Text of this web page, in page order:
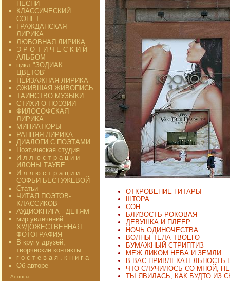
ПЕСНИ
КЛАССИЧЕСКИЙ
СОНЕТ
ГРАЖДАНСКАЯ
ЛИРИКА
ЛЮБОВНАЯ ЛИРИКА
Э Р О Т И Ч Е С К И Й
АЛЬБОМ
цикл "ЗОДИАК
ЦВЕТОВ"
ПЕЙЗАЖНАЯ ЛИРИКА
ОЖИВШАЯ ЖИВОПИСЬ
ТАИНСТВО МУЗЫКИ
СТИХИ О ПОЭЗИИ
ФИЛОСОФСКАЯ
ЛИРИКА
МИНИАТЮРЫ
РАННЯЯ ЛИРИКА
ДИАЛОГИ С ПОЭТАМИ
Поэтическая студия
И л л ю с т р а ц и и
ИЛОНЫ ТАУБЕ
И л л ю с т р а ц и и
СОФЬИ БЕСТУЖЕВОЙ
Статьи
ЧИТАЯ ПОЭТОВ-
КЛАССИКОВ
АУДИОКНИГА - ДЕТЯМ
мир увлечений:
ХУДОЖЕСТВЕННАЯ
ФОТОГРАФИЯ
В кругу друзей,
творческие контакты
г о с т е в а я . к н и г а
Об авторе
Анонсы:
ОТКРОВЕНИЕ ГИТАРЫ
ШТОРА
СОН
БЛИЗОСТЬ РОКОВАЯ
ДЕВУШКА И ПЛЕЕР
НОЧЬ ОДИНОЧЕСТВА
ВОЛНЫ ТЕЛА ТВОЕГО
БУМАЖНЫЙ СТРИПТИЗ
МЕЖ ЛИКОМ НЕБА И ЗЕМЛИ
В ВАС ПРИВЛЕКАТЕЛЬНОСТЬ
ЧТО СЛУЧИЛОСЬ СО МНОЙ,
ТЫ ЯВИЛАСЬ, КАК БУДТО ИЗ